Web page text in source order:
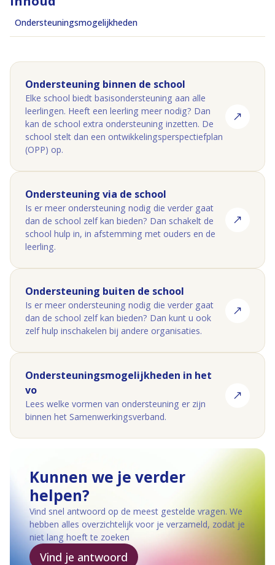
Ondersteuningsmogelijkheden
Ondersteuning binnen de school
Elke school biedt basisondersteuning aan alle
leerlingen. Heeft een leerling meer nodig? Dan
kan de school extra ondersteuning inzetten. De
school stelt dan een ontwikkelingsperspectiefplan
(OPP) op.
Ondersteuning via de school
Is er meer ondersteuning nodig die verder gaat
dan de school zelf kan bieden? Dan schakelt de
school hulp in, in afstemming met ouders en de
leerling.
Ondersteuning buiten de school
Is er meer ondersteuning nodig die verder gaat
dan de school zelf kan bieden? Dan kunt u ook
zelf hulp inschakelen bij andere organisaties.
Ondersteuningsmogelijkheden in het
vo
Lees welke vormen van ondersteuning er zijn
binnen het Samenwerkingsverband.
(opent in nieuw tabblad)
Kunnen we je verder
helpen?
Vind snel antwoord op de meest gestelde vragen. We
hebben alles overzichtelijk voor je verzameld, zodat je
niet lang hoeft te zoeken
Vind je antwoord